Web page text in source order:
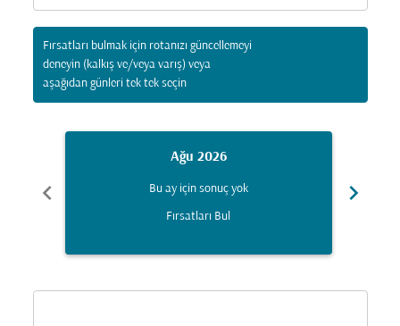
Fırsatları bulmak için rotanızı güncellemeyi
deneyin (kalkış ve/veya varış) veya
aşağıdan günleri tek tek seçin
chevron_left
Ağu 2026
Bu ay için sonuç yok
Fırsatları Bul
chevron_right